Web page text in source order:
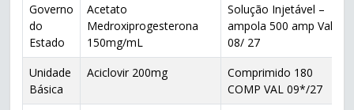
Governo
do
Estado
Acetato
Medroxiprogesterona
150mg/mL
Solução Injetável –
ampola 500 amp Val
08/ 27
Unidade
Básica
Aciclovir 200mg
Comprimido 180
COMP VAL 09*/27